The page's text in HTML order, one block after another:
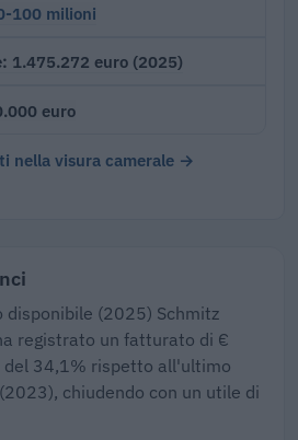
100 milioni
1.475.272 euro (2025)
euro
nella visura camerale →
disponibile (2025) Schmitz
registrato un fatturato di €
34,1% rispetto all'ultimo
chiudendo con un utile di